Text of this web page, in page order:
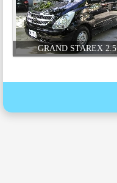
GRAND STAREX 2.5